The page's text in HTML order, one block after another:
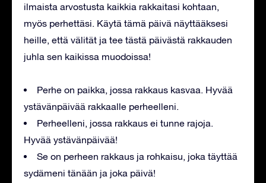
ilmaista arvostusta kaikkia rakkaitasi kohtaan,
myös perhettäsi. Käytä tämä päivä näyttääksesi
heille, että välität ja tee tästä päivästä rakkauden
juhla sen kaikissa muodoissa!
Perhe on paikka, jossa rakkaus kasvaa. Hyvää
ystävänpäivää rakkaalle perheelleni.
Perheelleni, jossa rakkaus ei tunne rajoja.
Hyvää ystävänpäivää!
Se on perheen rakkaus ja rohkaisu, joka täyttää
sydämeni tänään ja joka päivä!